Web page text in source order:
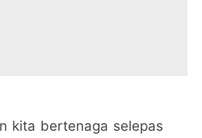
kita bertenaga selepas